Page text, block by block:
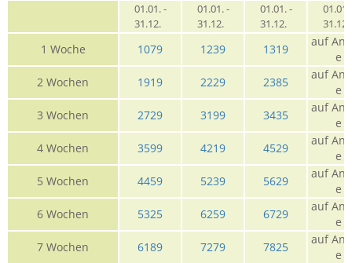
01.01. -
31.12.
01.01. -
31.12.
01.01. -
31.12.
01.01.
1 Woche 1079 1239 1319
auf
e
2 Wochen
1919 2229 2385
auf
e
3 Wochen
2729 3199 3435
auf
e
4 Wochen
3599 4219 4529
auf
e
5 Wochen
4459 5239 5629
auf
e
6 Wochen
5325 6259 6729
auf
e
7 Wochen
6189 7279 7825
auf
e